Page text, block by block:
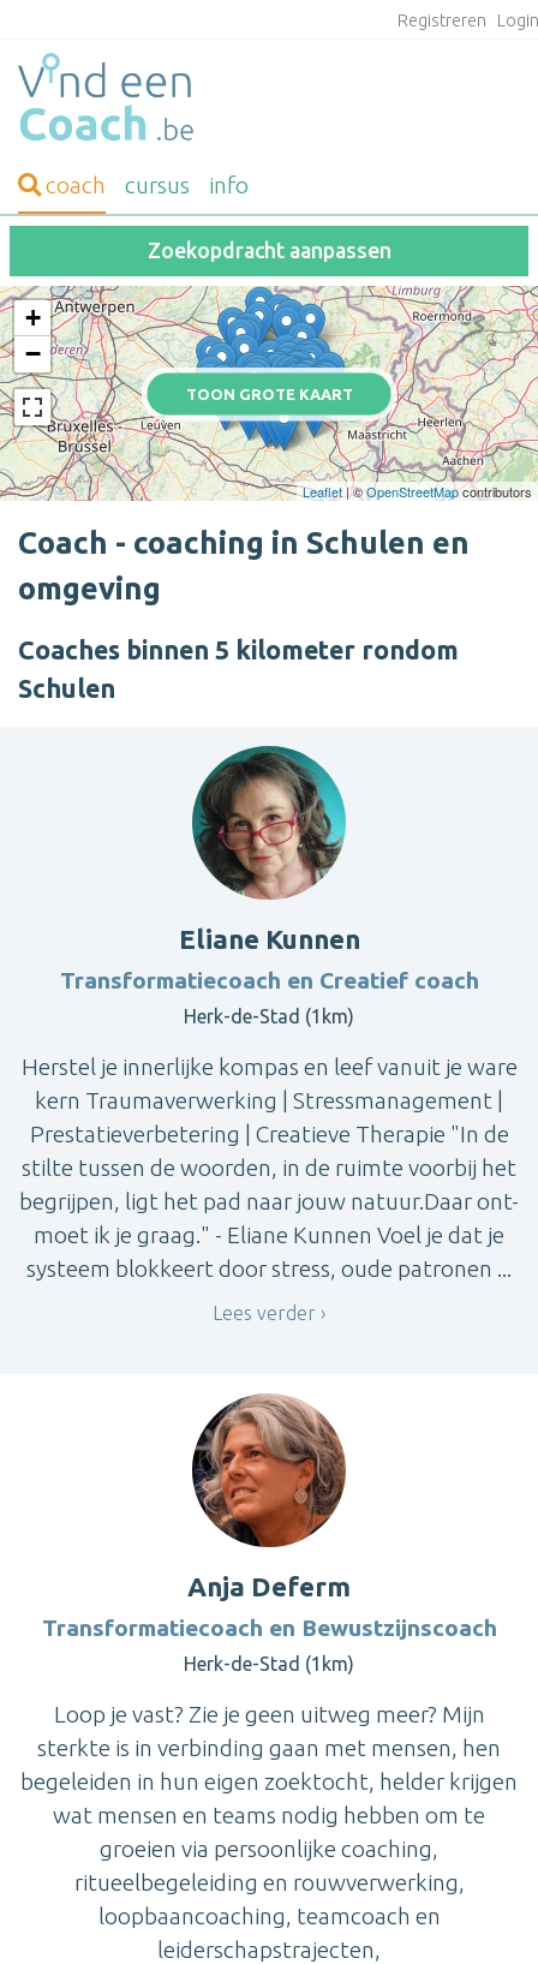
Registreren
coach cursus info
Zoekopdracht aanpassen
TOON GROTE KAART
+
−
Leaflet| ©OpenStreetMapcontributors
Coach - coaching in Schulen en
omgeving
Coaches binnen 5 kilometer rondom
Schulen
Eliane Kunnen
Transformatiecoach en Creatief coach
Herk-de-Stad (1km)
Herstel je innerlijke kompas en leef vanuit je ware
kern Traumaverwerking | Stressmanagement |
Prestatieverbetering | Creatieve Therapie "In de
stilte tussen de woorden, in de ruimte voorbij het
begrijpen, ligt het pad naar jouw natuur.Daar ont-
moet ik je graag." - Eliane Kunnen Voel je dat je
systeem blokkeert door stress, oude patronen ...
Lees verder
Anja Deferm
Transformatiecoach en Bewustzijnscoach
Herk-de-Stad (1km)
Loop je vast? Zie je geen uitweg meer? Mijn
sterkte is in verbinding gaan met mensen, hen
begeleiden in hun eigen zoektocht, helder krijgen
wat mensen en teams nodig hebben om te
groeien via persoonlijke coaching,
ritueelbegeleiding en rouwverwerking,
loopbaancoaching, teamcoach en
leiderschapstrajecten,